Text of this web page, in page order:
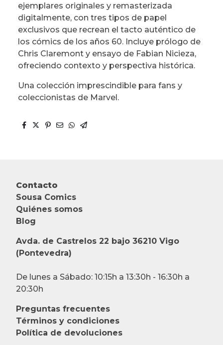
ejemplares originales y remasterizada
digitalmente, con tres tipos de papel
exclusivos que recrean el tacto auténtico de
los cómics de los años 60. Incluye prólogo de
Chris Claremont y ensayo de Fabian Nicieza,
ofreciendo contexto y perspectiva histórica.
Una colección imprescindible para fans y
coleccionistas de Marvel.
Contacto
Sousa Comics
Quiénes somos
Blog
Avda. de Castrelos 22 bajo 36210 Vigo
(Pontevedra)
De lunes a Sábado: 10:15h a 13:30h - 16:30h a
20:30h
Preguntas frecuentes
Términos y condiciones
Política de devoluciones